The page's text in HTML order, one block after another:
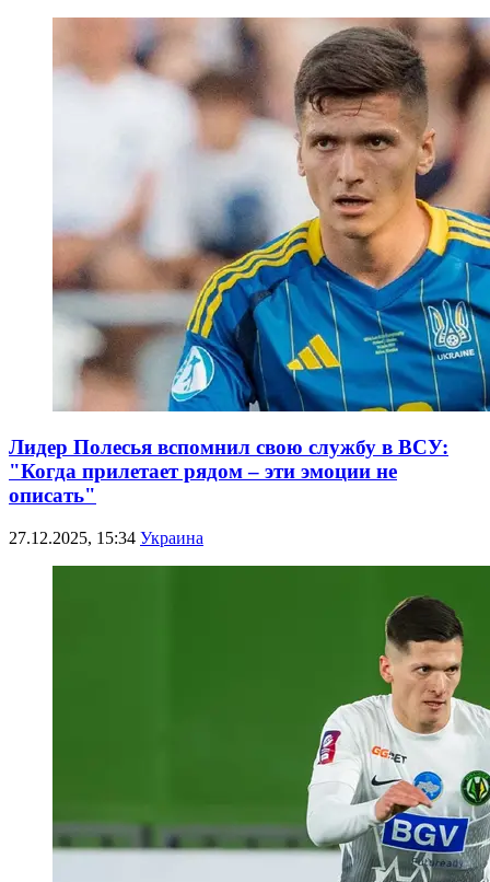
Лидер Полесья вспомнил свою службу в ВСУ:
"Когда прилетает рядом – эти эмоции не
описать"
27.12.2025, 15:34 Украина